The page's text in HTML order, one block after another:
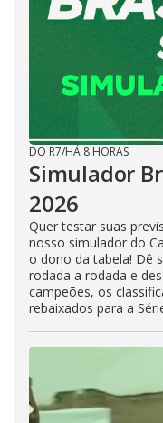
DO R7/HÁ 8 HORAS
Simulador
2026
Quer testar suas
nosso simulador do
o dono da tabela! Dê
rodada a rodada e
campeões, os
rebaixados para a